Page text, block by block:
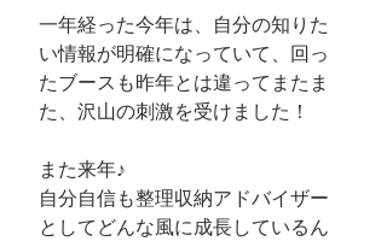
一年経った今年は、自分の知りた
い情報が明確になっていて、回っ
たブースも昨年とは違ってまたま
た、沢山の刺激を受けました！
また来年♪
自分自信も整理収納アドバイザー
としてどんな風に成長しているん